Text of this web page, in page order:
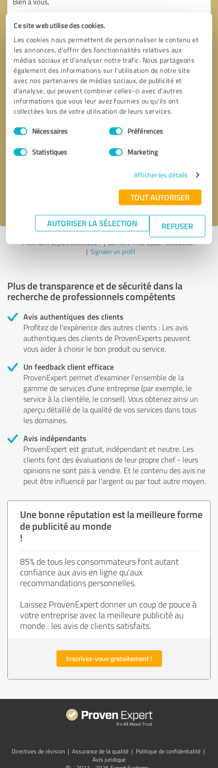
Ce site web utilise des cookies.
Les cookies nous permettent de personnaliser le contenu et
les annonces, d'offrir des fonctionnalités relatives aux
médias sociaux et d'analyser notre trafic. Nous partageons
également des informations sur l'utilisation de notre site
avec nos partenaires de médias sociaux, de publicité et
d'analyse, qui peuvent combiner celles-ci avec d'autres
informations que vous leur avez fournies ou qu'ils ont
collectées lors de votre utilisation de leurs services.
Sélection
du
Nécessaires Préférences
Statistiques Marketing
Afficher les détails
TOUT AUTORISER
AUTORISER LA SÉLECTION REFUSER
Demander d'être rappelé * champs obligatoires
Envoyer un message
J'accepte la politique de confidentialité de.
Profil actif depuis 03.03.2021 |Dernière mise à jour : 03.03.2021
| Signaler un profil
Plus de transparence et de sécurité dans la
recherche de professionnels compétents
Avis authentiques des clients
Profitez de l'expérience des autres clients : Les avis
authentiques des clients de ProvenExperts peuvent
vous aider à choisir le bon produit ou service.
Un feedback client efficace
ProvenExpert permet d'examiner l'ensemble de la
gamme de services d'une entreprise (par exemple, le
service à la clientèle, le conseil). Vous obtenez ainsi un
aperçu détaillé de la qualité de vos services dans tous
les domaines.
Avis indépendants
ProvenExpert est gratuit, indépendant et neutre. Les
clients font des évaluations de leur propre chef - leurs
opinions ne sont pas à vendre. Et le contenu des avis ne
peut être influencé par l'argent ou par tout autre moyen.
Une bonne réputation est la meilleure forme
de publicité au monde
!
85% de tous les consommateurs font autant
confiance aux avis en ligne qu'aux
recommandations personnelles.
Laissez ProvenExpert donner un coup de pouce à
votre entreprise avec la meilleure publicité au
monde : les avis de clients satisfaits.
Inscrivez-vous gratuitement !
Directives de révision | Assurance de la qualité | Politique de confidentialité |
Avis juridique